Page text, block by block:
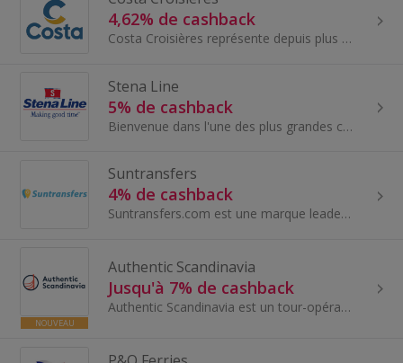
4,62% de cashback
Costa Croisières représente depuis plus de 70 ans l'accueil et le style de vie à l'italienne.
Stena Line
5% de cashback
Bienvenue dans l'une des plus grandes compagnies de ferries d'Europe ! Ils vous proposent un vaste réseau de routes reliant les principaux ports de...
Suntransfers
4% de cashback
Suntransfers.com est une marque leader mondialement reconnue qui compte plus de 10 ans d'expérience dans le secteur des services de transfert. Avec...
NOUVEAU
Authentic Scandinavia
Jusqu'à 7% de cashback
Authentic Scandinavia est un tour-opérateur en ligne spécialisé dans les séjours toute l'année dans les pays nordiques et baltes. Basé à Oslo, en N...